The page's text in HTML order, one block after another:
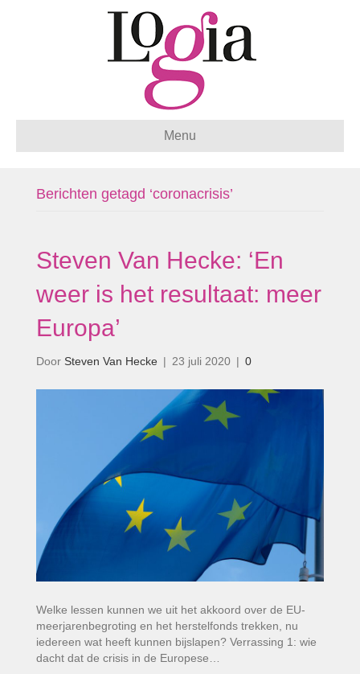
Menu
Berichten getagd ‘coronacrisis’
Steven Van Hecke: ‘En
weer is het resultaat: meer
Europa’
Door Steven Van Hecke | 23 juli 2020 | 0
Welke lessen kunnen we uit het akkoord over de EU-
meerjarenbegroting en het herstelfonds trekken, nu
iedereen wat heeft kunnen bijslapen? Verrassing 1: wie
dacht dat de crisis in de Europese…